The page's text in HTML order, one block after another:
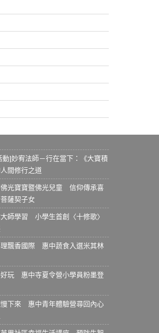
動]妙宥法師－行在當下：《大寶積
間修行之道
光寶寶暨佛光兒童 信仰傳承喜
薩契子女
師學習 小學生首創〈十修歌〉
飄香國際 惠中蔬食入選米其林
玩 惠中寺夏令營小學員粉墨登
下來 惠中青年體驗營尋回內心